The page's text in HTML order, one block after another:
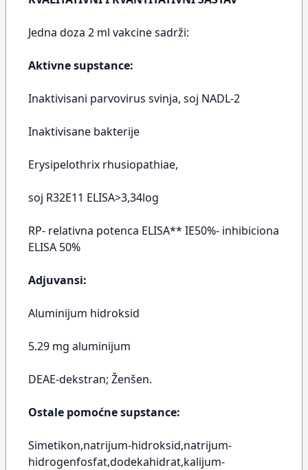
Jedna doza 2 ml vakcine sadrži:
Aktivne supstance:
Inaktivisani parvovirus svinja, soj NADL-2
Inaktivisane bakterije
Erysipelothrix rhusiopathiae,
soj R32E11 ELISA>3,34log
RP- relativna potenca ELISA** IE50%- inhibiciona
ELISA 50%
Adjuvansi:
Aluminijum hidroksid
5.29 mg aluminijum
DEAE-dekstran; Ženšen.
Ostale pomoćne supstance:
Simetikon,natrijum-hidroksid,natrijum-
hidrogenfosfat,dodekahidrat,kalijum-